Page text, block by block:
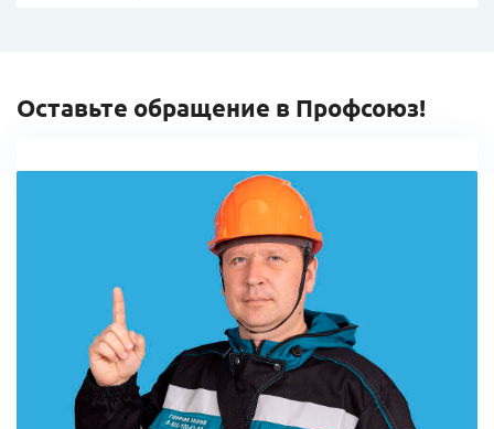
Оставьте обращение в Профсоюз!